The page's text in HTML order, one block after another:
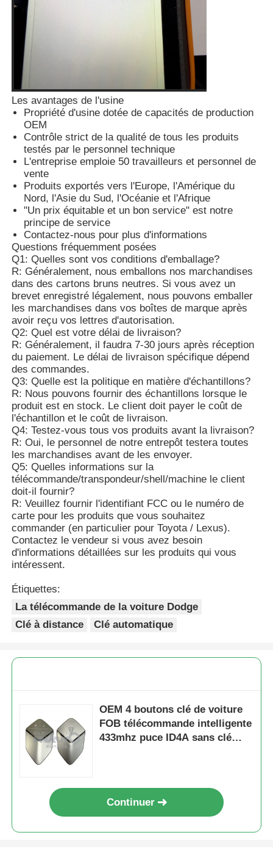
voiture Key Shell
Blade de clé de voiture
Fraise à chanfreiner simple
programmeur de clé de voiture
puce de transpondeur
Machine de serrurerie
Clé intelligente KEYDIY
Les avantages de l'usine
Propriété d'usine dotée de capacités de production
OEM
Contrôle strict de la qualité de tous les produits
testés par le personnel technique
L'entreprise emploie 50 travailleurs et personnel de
vente
Produits exportés vers l'Europe, l'Amérique du
Nord, l'Asie du Sud, l'Océanie et l'Afrique
"Un prix équitable et un bon service" est notre
principe de service
Contactez-nous pour plus d'informations
Questions fréquemment posées
Q1: Quelles sont vos conditions d'emballage?
R: Généralement, nous emballons nos marchandises
dans des cartons bruns neutres. Si vous avez un
brevet enregistré légalement, nous pouvons emballer
les marchandises dans vos boîtes de marque après
avoir reçu vos lettres d'autorisation.
Q2: Quel est votre délai de livraison?
R: Généralement, il faudra 7-30 jours après réception
du paiement. Le délai de livraison spécifique dépend
des commandes.
Q3: Quelle est la politique en matière d'échantillons?
R: Nous pouvons fournir des échantillons lorsque le
produit est en stock. Le client doit payer le coût de
l'échantillon et le coût de livraison.
Q4: Testez-vous tous vos produits avant la livraison?
R: Oui, le personnel de notre entrepôt testera toutes
les marchandises avant de les envoyer.
Q5: Quelles informations sur la
télécommande/transpondeur/shell/machine le client
doit-il fournir?
R: Veuillez fournir l'identifiant FCC ou le numéro de
carte pour les produits que vous souhaitez
commander (en particulier pour Toyota / Lexus).
Contactez le vendeur si vous avez besoin
d'informations détaillées sur les produits qui vous
intéressent.
Étiquettes:
La télécommande de la voiture Dodge
Clé à distance
Clé automatique
OEM 4 boutons clé de voiture
FOB télécommande intelligente
433mhz puce ID4A sans clé
Continuer